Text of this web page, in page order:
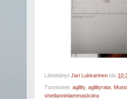
Lähettänyt Jari Lukkarinen klo
Tunnisteet: agility, agilityrata
shetlanninlammaskoira